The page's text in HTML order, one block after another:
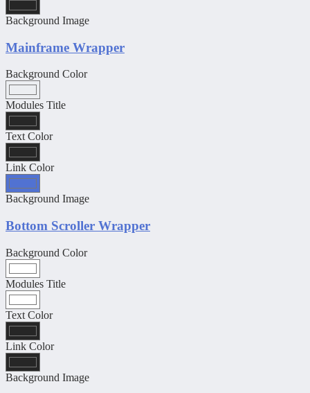
Background Image
Mainframe Wrapper
Background Color
Modules Title
Text Color
Link Color
Background Image
Bottom Scroller Wrapper
Background Color
Modules Title
Text Color
Link Color
Background Image